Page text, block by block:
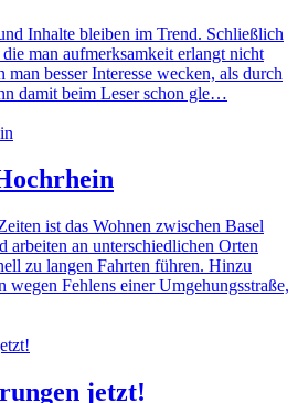
Inhalte bleiben im Trend. Schließlich
man aufmerksamkeit erlangt nicht
besser Interesse wecken, als durch
damit beim Leser schon gle…
ist das Wohnen zwischen Basel
arbeiten an unterschiedlichen Orten
zu langen Fahrten führen. Hinzu
Fehlens einer Umgehungsstraße,
jetzt!